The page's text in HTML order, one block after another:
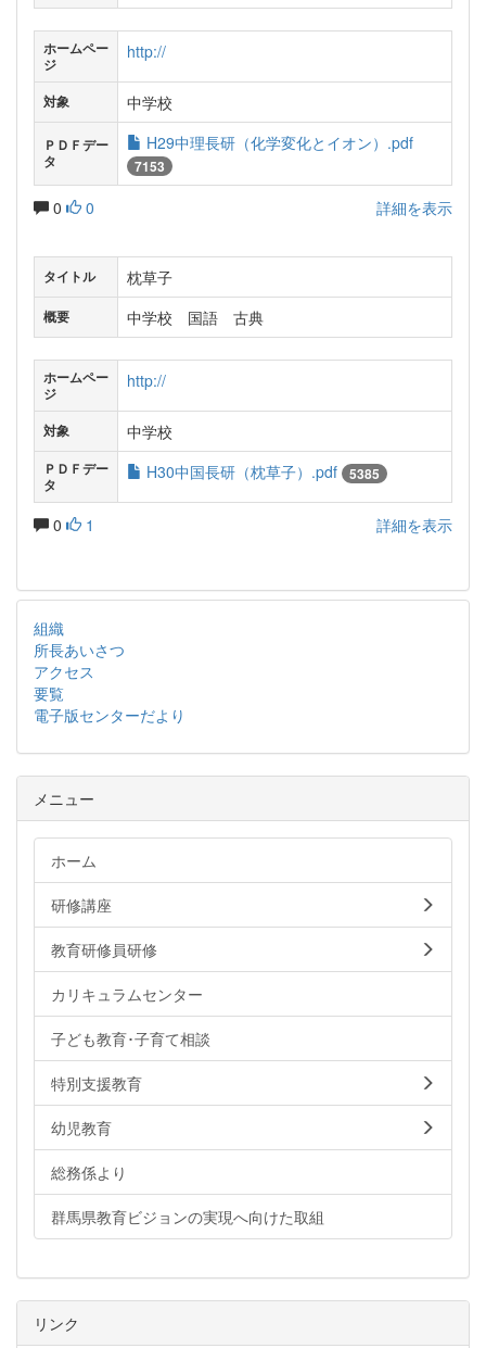
ホームペー
ジ
http://
対象 中学校
ＰＤＦデー
タ
H29中理長研（化学変化とイオン）.pdf
7153
0 0 詳細を表示
タイトル 枕草子
概要 中学校 国語 古典
ホームペー
ジ
http://
対象 中学校
ＰＤＦデー
タ
H30中国長研（枕草子）.pdf 5385
0 1 詳細を表示
組織
所長あいさつ
アクセス
要覧
電子版センターだより
メニュー
ホーム
研修講座
教育研修員研修
カリキュラムセンター
子ども教育･子育て相談
特別支援教育
幼児教育
総務係より
群馬県教育ビジョンの実現へ向けた取組
リンク